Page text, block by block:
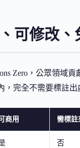
可修改、
Zero，公眾領
完全不需要標註出
商用 需標註
否